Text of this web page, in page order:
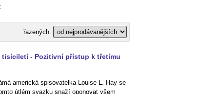
řazených:
tisíciletí - Pozitivní přístup k třetímu
americká spisovatelka Louise L. Hay se
útlém svazku snaží oponovat všem